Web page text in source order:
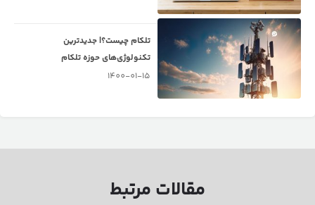
تلکام چیست؟| جدیدترین
تکنولوژی‌های حوزه تلکام
1400-01-15
مقالات مرتبط